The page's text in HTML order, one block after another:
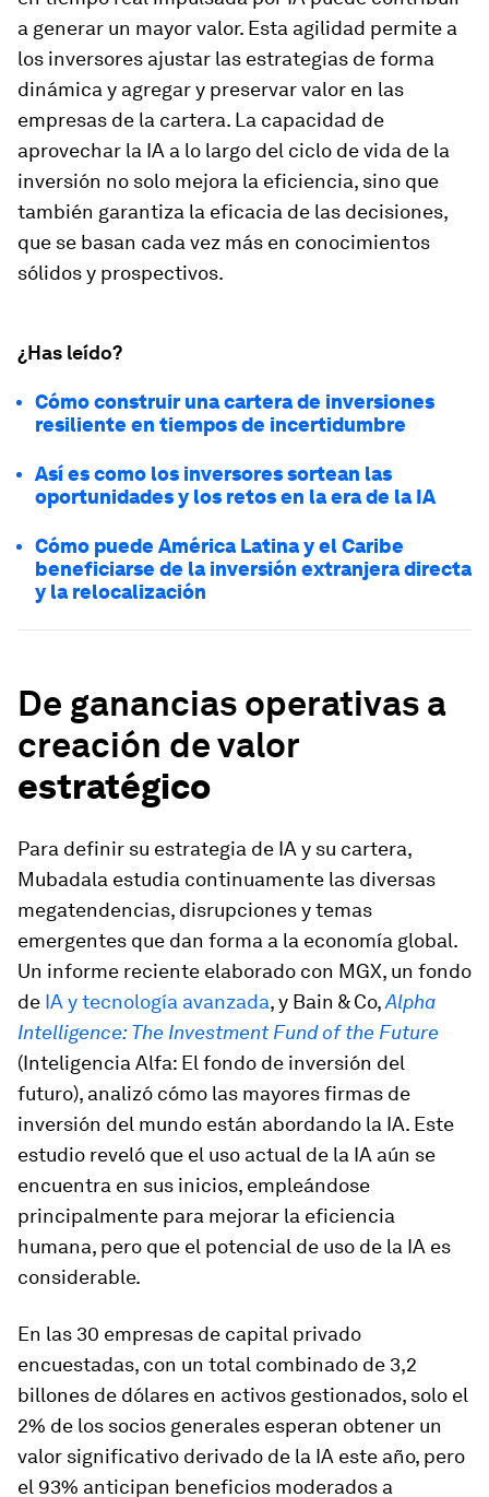
a generar un mayor valor. Esta agilidad permite a
los inversores ajustar las estrategias de forma
dinámica y agregar y preservar valor en las
empresas de la cartera. La capacidad de
aprovechar la IA a lo largo del ciclo de vida de la
inversión no solo mejora la eficiencia, sino que
también garantiza la eficacia de las decisiones,
que se basan cada vez más en conocimientos
sólidos y prospectivos.
¿Has leído?
Cómo construir una cartera de inversiones
resiliente en tiempos de incertidumbre
Así es como los inversores sortean las
oportunidades y los retos en la era de la IA
Cómo puede América Latina y el Caribe
beneficiarse de la inversión extranjera directa
y la relocalización
De ganancias operativas a
creación de valor
estratégico
Para definir su estrategia de IA y su cartera,
Mubadala estudia continuamente las diversas
megatendencias, disrupciones y temas
emergentes que dan forma a la economía global.
Un informe reciente elaborado con MGX, un fondo
de IA y tecnología avanzada, y Bain & Co,Alpha
Intelligence: The Investment Fund of the Future
(Inteligencia Alfa: El fondo de inversión del
futuro), analizó cómo las mayores firmas de
inversión del mundo están abordando la IA. Este
estudio reveló que el uso actual de la IA aún se
encuentra en sus inicios, empleándose
principalmente para mejorar la eficiencia
humana, pero que el potencial de uso de la IA es
considerable.
En las 30 empresas de capital privado
encuestadas, con un total combinado de 3,2
billones de dólares en activos gestionados, solo el
2% de los socios generales esperan obtener un
valor significativo derivado de la IA este año, pero
el 93% anticipan beneficios moderados a